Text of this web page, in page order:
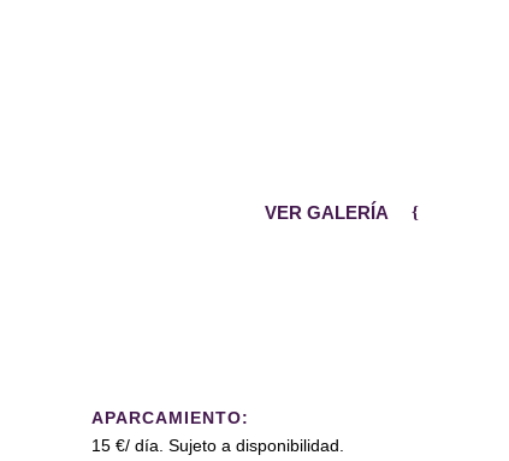
VER GALERÍA
APARCAMIENTO:
15 €/ día. Sujeto a disponibilidad.